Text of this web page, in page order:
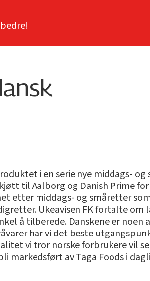
i en serie nye middags-
til Aalborg og Danish Prime
etter middags- og småretter
Ukeavisen FK fortalte om
å tilberede. Danskene er
har vi det beste
vi tror norske forbrukere vil
markedsført av Taga Foods i